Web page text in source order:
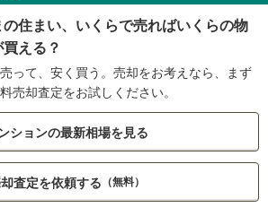
の住まい、いくらで売ればいくらの物
える？
って、安く買う。売却をお考えなら、まず
売却査定をお試しください。
ションの最新相場を見る
査定を依頼する （無料）